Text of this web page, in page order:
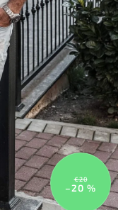
€20
–20 %